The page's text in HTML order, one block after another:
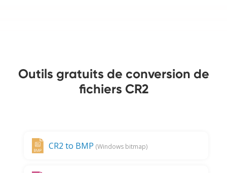
Outils gratuits de conversion de
fichiers CR2
CR2 to BMP (Windows bitmap)